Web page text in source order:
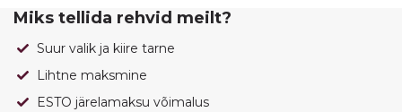
Miks tellida rehvid meilt?
Suur valik ja kiire tarne
Lihtne maksmine
ESTO järelamaksu võimalus